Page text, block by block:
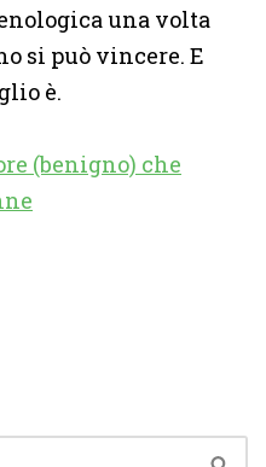
una volta
si può vincere. E
è.
(benigno) che